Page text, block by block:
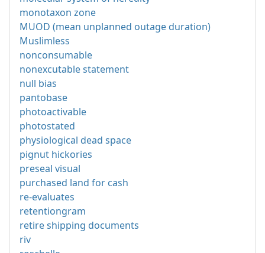
monotaxon zone
MUOD (mean unplanned outage duration)
Muslimless
nonconsumable
nonexcutable statement
null bias
pantobase
photoactivable
photostated
physiological dead space
pignut hickories
preseal visual
purchased land for cash
re-evaluates
retentiongram
retire shipping documents
riv